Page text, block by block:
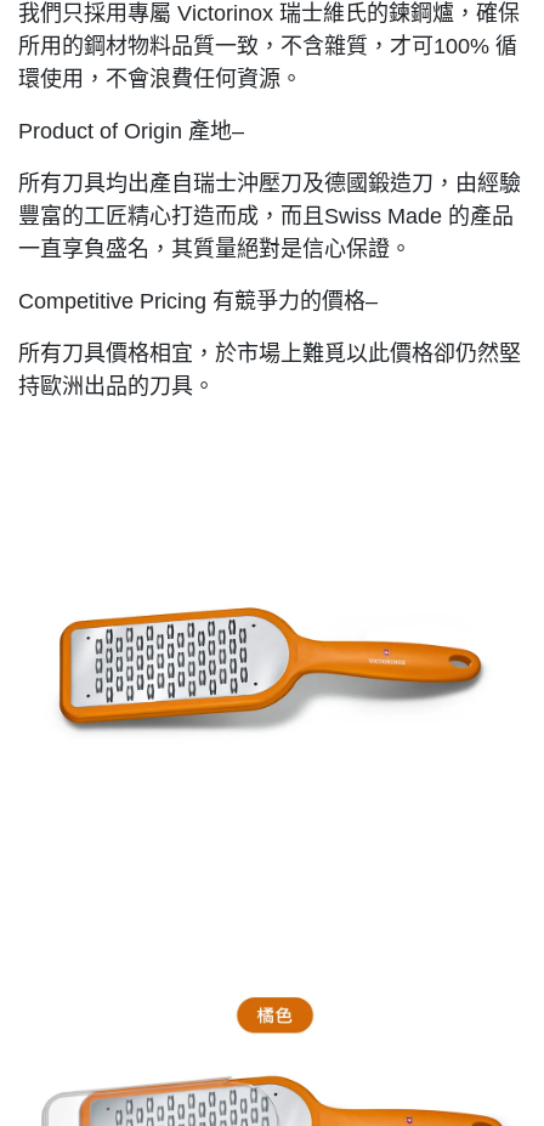
我們只採用專屬 Victorinox 瑞士維氏的鍊鋼爐，確保
所用的鋼材物料品質一致，不含雜質，才可100% 循
環使用，不會浪費任何資源。
Product of Origin 產地–
所有刀具均出產自瑞士沖壓刀及德國鍛造刀，由經驗
豐富的工匠精心打造而成，而且Swiss Made 的產品
一直享負盛名，其質量絕對是信心保證。
Competitive Pricing 有競爭力的價格–
所有刀具價格相宜，於市場上難覓以此價格卻仍然堅
持歐洲出品的刀具。